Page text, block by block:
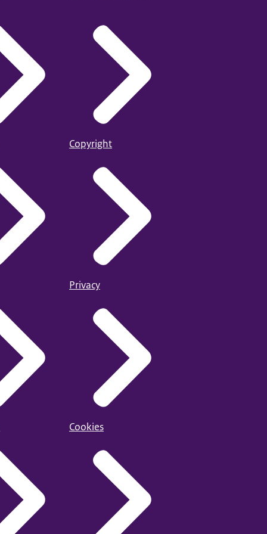
Copyright
Privacy
Cookies